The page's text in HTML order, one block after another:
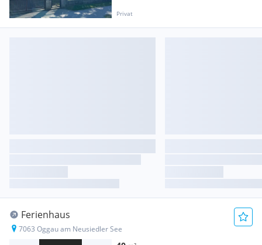
Privat
Ferienhaus
7063 Oggau am Neusiedler See